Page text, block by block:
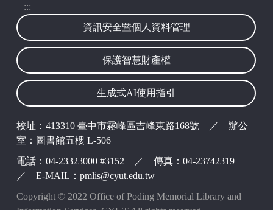
波錠映像
:::
資訊安全暨個人資料管理
保護智慧財產權
生成式AI使用指引
校址：413310 臺中市霧峰區吉峰東路168號 ／ 辦公
室：圖書館五樓 L-506
電話：04-23323000 #3152 ／ 傳真：04-23742319
／ E-MAIL：pmlis@cyut.edu.tw
Copyright © 2022 Office of Poding Memorial Library and